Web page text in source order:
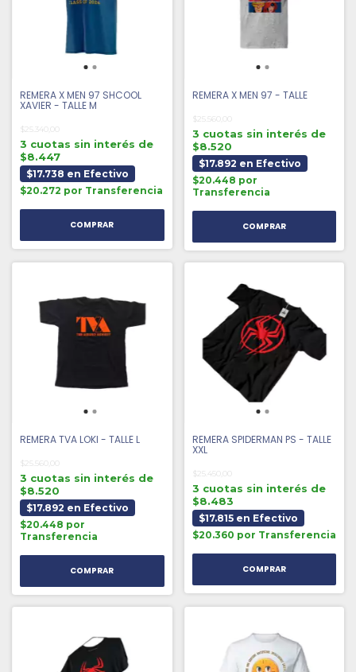
REMERA X MEN 97 SHCOOL
XAVIER - TALLE M
$25.340,00
3 cuotas sin interés de
$8.447
$17.738 en Efectivo
$20.272 por Transferencia
REMERA X MEN 97 - TALLE
$25.560,00
3 cuotas sin interés de
$8.520
$17.892 en Efectivo
$20.448 por
Transferencia
REMERA TVA LOKI - TALLE L
$25.560,00
3 cuotas sin interés de
$8.520
$17.892 en Efectivo
$20.448 por
Transferencia
REMERA SPIDERMAN PS - TALLE
XXL
$25.450,00
3 cuotas sin interés de
$8.483
$17.815 en Efectivo
$20.360 por Transferencia